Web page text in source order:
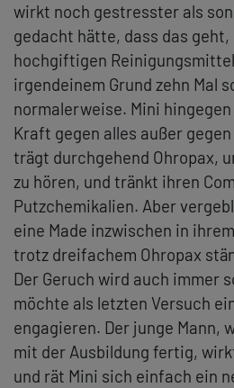
wirkt noch gestresster als
gedacht hätte, dass das geht,
hochgiftigen
irgendeinem Grund zehn Mal
normalerweise. Mini
Kraft gegen alles außer
trägt durchgehend Ohropax,
zu hören, und tränkt ihren
Putzchemikalien. Aber
eine Made inzwischen in
trotz dreifachem Ohropax
Der Geruch wird auch immer
möchte als letzten Versuch
engagieren. Der junge Mann,
mit der Ausbildung fertig,
und rät Mini sich einfach ein